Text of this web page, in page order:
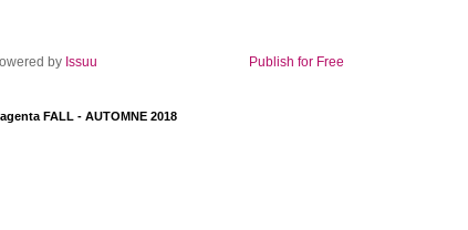
by Issuu Publish for Free
FALL - AUTOMNE 2018